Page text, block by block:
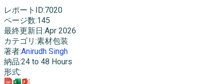
レポートID:7020
ページ数:145
最終更新日 :Apr 2026
カテゴリ :素材包装
著者:Anirudh Singh
納品:24 to 48 Hours
形式: